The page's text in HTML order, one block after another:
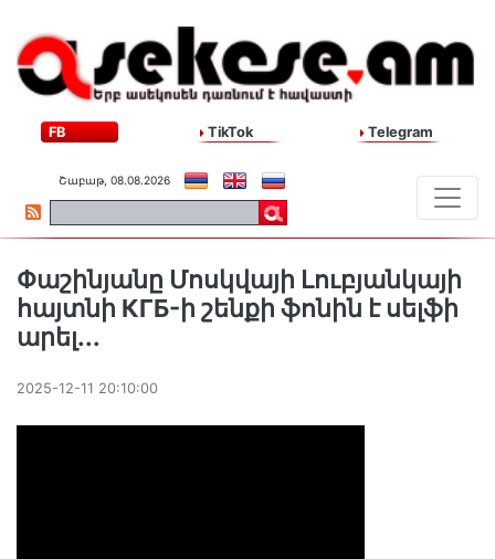
FB TikTok Telegram
Շաբաթ, 08.08.2026
Փաշինյանը Մոսկվայի Լուբյանկայի
հայտնի КГБ-ի շենքի ֆոնին է սելֆի
արել...
2025-12-11 20:10:00